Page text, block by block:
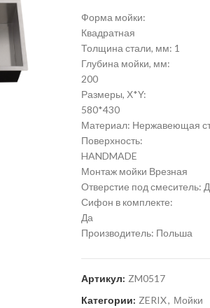
Форма мойки:
Квадратная
Толщина стали, мм: 1
Глубина мойки, мм:
200
Размеры, Х*Y:
580*430
Материал: Нержавеющая
Поверхность:
HANDMADE
Монтаж мойки Врезная
Отверстие под смеситель:
Сифон в комплекте:
Да
Производитель: Польша
Артикул: ZM0517
Категории: ZERIX, Мойки